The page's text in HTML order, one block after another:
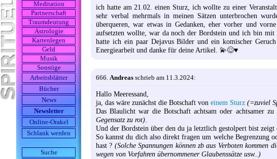
Meditation
Partnerschaft
Traumdeutung
Astrologie
Kartenlegen
Geld
Musik
Sonstige
Arbeits­blätter
Bücher
News
Newsletter
Online-Orakel
Schlank werden
Suche
ich hatte am 21.02. einen Sturz, ich wollte zu einer
sehr verbal mehrmals in meinen Sätzen unterbrochen
überqueren, war etwas in Gedanken, eher vorher und
aufsetzten wollte, war da noch der Bordstein und ich bin mit
hatte ich ein paar Dejavus Bilder und ein komischer
Energiearbeit und danke für deine Artikel. 💫😌♥️
666. Andreas schrieb am 11.3.2024:
Hallo Meeressand,
ja, das wäre zunächst die Botschaft von einem Sturz (=zuviel
Das Blaulicht war die Botschaft achtsam oder achtsamer
Gegensatz zu rot)
Und der Bordstein über den du ja letztlich gestolpert bist zeigt
So kannst du dich also direkt fragen um welche Begrenzung
hast ? (Solche Spannungen können zb aus Verboten
wegen von Vorfahren übernommener Glaubenssätze usw..)